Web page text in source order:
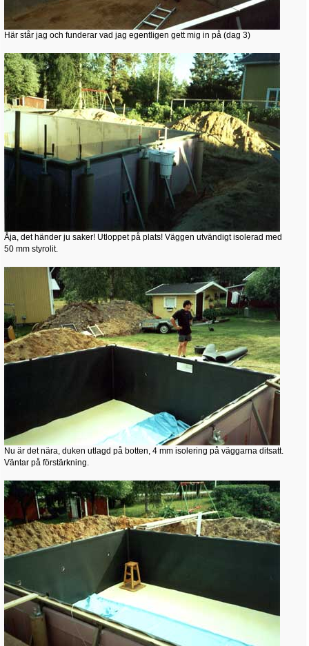
Här står jag och funderar vad jag egentligen gett mig in på (dag 3)
Åja, det händer ju saker! Utloppet på plats! Väggen utvändigt isolerad med
50 mm styrolit.
Nu är det nära, duken utlagd på botten, 4 mm isolering på väggarna ditsatt.
Väntar på förstärkning.